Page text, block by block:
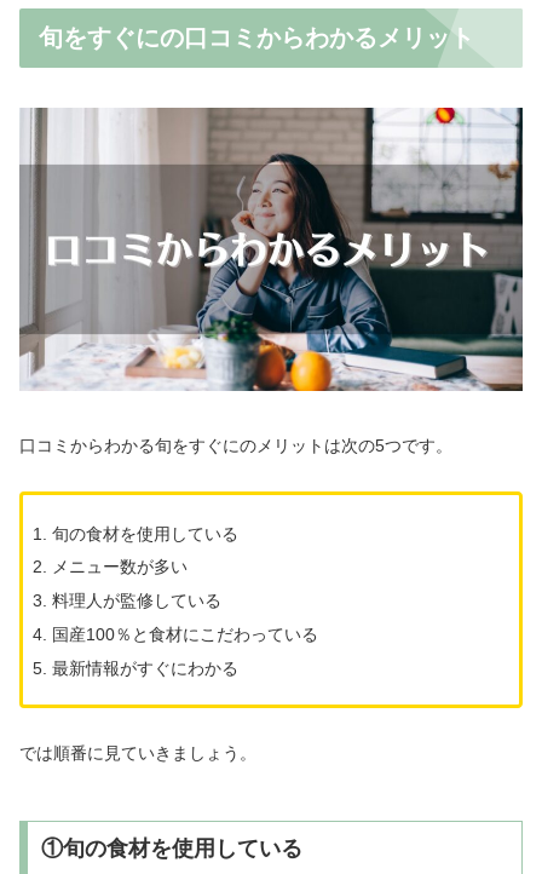
旬をすぐにの口コミからわかるメリット
口コミからわかる旬をすぐにのメリットは次の5つです。
旬の食材を使用している
メニュー数が多い
料理人が監修している
国産100％と食材にこだわっている
最新情報がすぐにわかる
では順番に見ていきましょう。
①旬の食材を使用している